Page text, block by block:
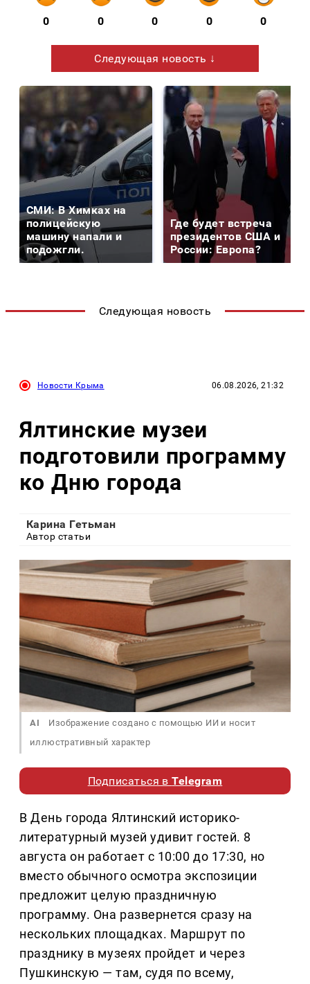
0 0 0 0 0
Следующая новость ↓
СМИ: В Химках на
полицейскую
машину напали и
подожгли.
Где будет встреча
президентов США и
России: Европа?
Следующая новость
Новости Крыма 06.08.2026, 21:32
Ялтинские музеи
подготовили программу
ко Дню города
Карина Гетьман
Автор статьи
AI
Изображение создано с помощью ИИ и носит
иллюстративный характер
Подписаться вTelegram
В День города Ялтинский историко-
литературный музей удивит гостей. 8
августа он работает с 10:00 до 17:30, но
вместо обычного осмотра экспозиции
предложит целую праздничную
программу. Она развернется сразу на
нескольких площадках. Маршрут по
празднику в музеях пройдет и через
Пушкинскую — там, судя по всему,